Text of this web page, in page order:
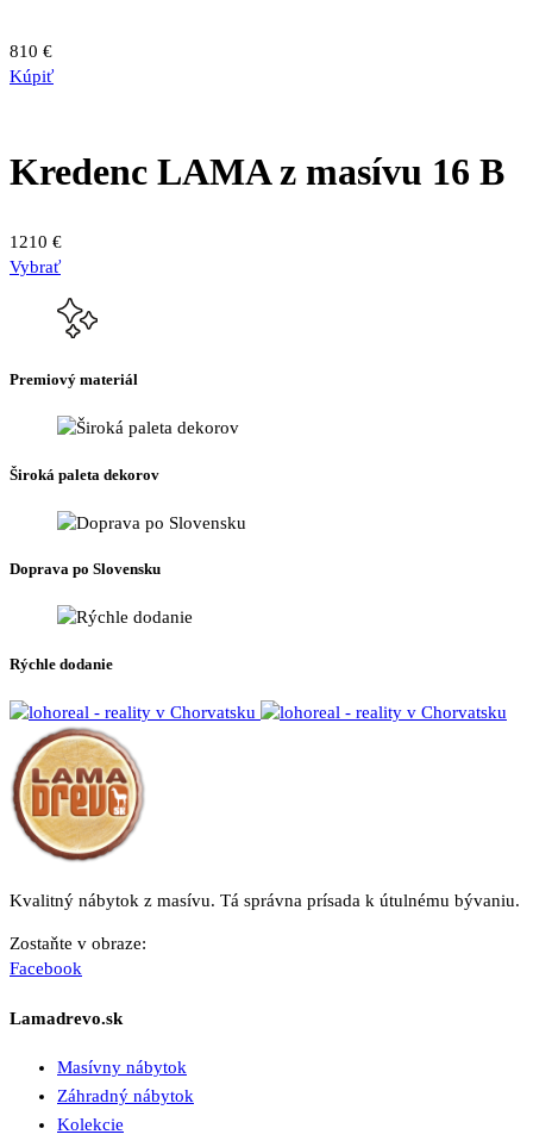
810 €
Kúpiť
Kredenc LAMA z masívu 16 B
1210 €
Vybrať
Premiový materiál
Široká paleta dekorov
Doprava po Slovensku
Rýchle dodanie
Kvalitný nábytok z masívu. Tá správna prísada k útulnému bývaniu.
Zostaňte v obraze:
Facebook
Lamadrevo.sk
Masívny nábytok
Záhradný nábytok
Kolekcie